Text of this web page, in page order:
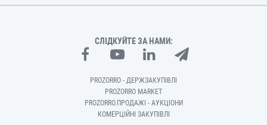
СЛІДКУЙТЕ ЗА НАМИ:
PROZORRO - ДЕРЖЗАКУПІВЛІ
PROZORRO MARKET
PROZORRO.ПРОДАЖІ - АУКЦІОНИ
КОМЕРЦІЙНІ ЗАКУПІВЛІ